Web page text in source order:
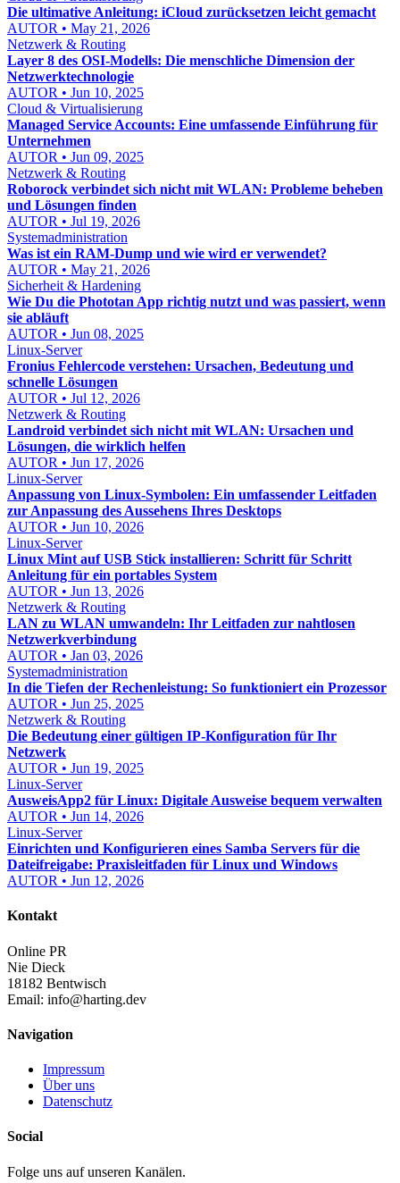
Die ultimative Anleitung: iCloud zurücksetzen leicht gemacht
AUTOR • May 21, 2026
Netzwerk & Routing
Layer 8 des OSI-Modells: Die menschliche Dimension der
Netzwerktechnologie
AUTOR • Jun 10, 2025
Cloud & Virtualisierung
Managed Service Accounts: Eine umfassende Einführung für
Unternehmen
AUTOR • Jun 09, 2025
Netzwerk & Routing
Roborock verbindet sich nicht mit WLAN: Probleme beheben
und Lösungen finden
AUTOR • Jul 19, 2026
Systemadministration
Was ist ein RAM-Dump und wie wird er verwendet?
AUTOR • May 21, 2026
Sicherheit & Hardening
Wie Du die Phototan App richtig nutzt und was passiert, wenn
sie abläuft
AUTOR • Jun 08, 2025
Linux-Server
Fronius Fehlercode verstehen: Ursachen, Bedeutung und
schnelle Lösungen
AUTOR • Jul 12, 2026
Netzwerk & Routing
Landroid verbindet sich nicht mit WLAN: Ursachen und
Lösungen, die wirklich helfen
AUTOR • Jun 17, 2026
Linux-Server
Anpassung von Linux-Symbolen: Ein umfassender Leitfaden
zur Anpassung des Aussehens Ihres Desktops
AUTOR • Jun 10, 2026
Linux-Server
Linux Mint auf USB Stick installieren: Schritt für Schritt
Anleitung für ein portables System
AUTOR • Jun 13, 2026
Netzwerk & Routing
LAN zu WLAN umwandeln: Ihr Leitfaden zur nahtlosen
Netzwerkverbindung
AUTOR • Jan 03, 2026
Systemadministration
In die Tiefen der Rechenleistung: So funktioniert ein Prozessor
AUTOR • Jun 25, 2025
Netzwerk & Routing
Die Bedeutung einer gültigen IP-Konfiguration für Ihr
Netzwerk
AUTOR • Jun 19, 2025
Linux-Server
AusweisApp2 für Linux: Digitale Ausweise bequem verwalten
AUTOR • Jun 14, 2026
Linux-Server
Einrichten und Konfigurieren eines Samba Servers für die
Dateifreigabe: Praxisleitfaden für Linux und Windows
AUTOR • Jun 12, 2026
Kontakt
Online PR
Nie Dieck
18182 Bentwisch
Email: info@harting.dev
Navigation
Impressum
Über uns
Datenschutz
Social
Folge uns auf unseren Kanälen.